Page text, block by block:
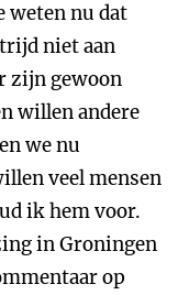
weten nu dat
niet aan
zijn gewoon
willen andere
we nu
veel mensen
ik hem voor.
in Groningen
op